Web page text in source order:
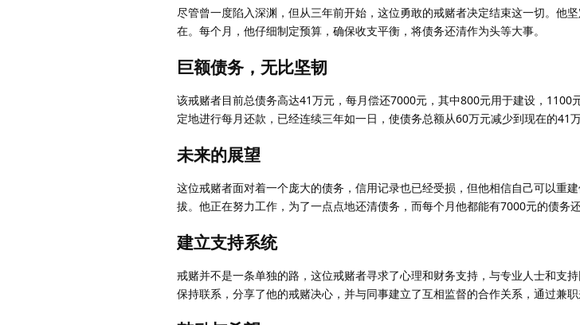
尽管曾一度陷入深渊，但从三年前开始，这位勇敢的戒赌者决定结束这一切。他
在。每个月，他仔细制定预算，确保收支平衡，将债务还清作为头等大事。
巨额债务，无比坚韧
该戒赌者目前总债务高达41万元，每月偿还7000元，其中800元用于建设，1100
定地进行每月还款，已经连续三年如一日，使债务总额从60万元减少到现在的41
未来的展望
这位戒赌者面对着一个庞大的债务，信用记录也已经受损，但他相信自己可以重
拔。他正在努力工作，为了一点点地还清债务，而每个月他都能有7000元的债务还
建立支持系统
戒赌并不是一条单独的路，这位戒赌者寻求了心理和财务支持，与专业人士和支
保持联系，分享了他的戒赌决心，并与同事建立了互相监督的合作关系，通过兼职